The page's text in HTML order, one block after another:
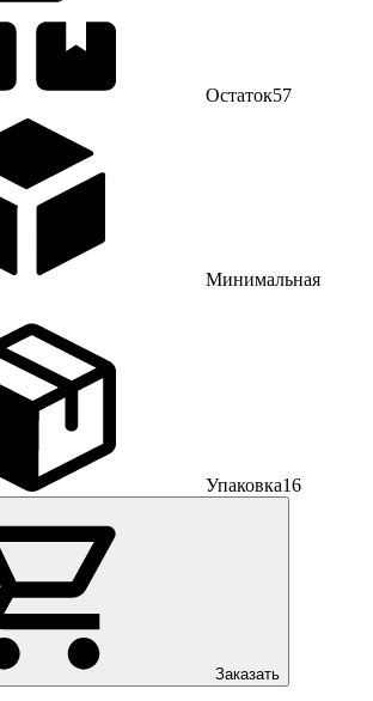
Остаток57
Минимальная
Упаковка16
Заказать